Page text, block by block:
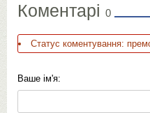
Коментарі 0
Статус коментування:
Ваше ім'я: